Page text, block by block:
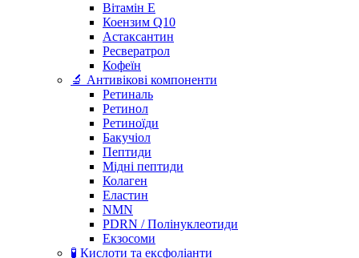
Вітамін Е
Коензим Q10
Астаксантин
Ресвератрол
Кофеїн
🔬 Антивікові компоненти
Ретиналь
Ретинол
Ретиноїди
Бакучіол
Пептиди
Мідні пептиди
Колаген
Еластин
NMN
PDRN / Полінуклеотиди
Екзосоми
🧪 Кислоти та ексфоліанти